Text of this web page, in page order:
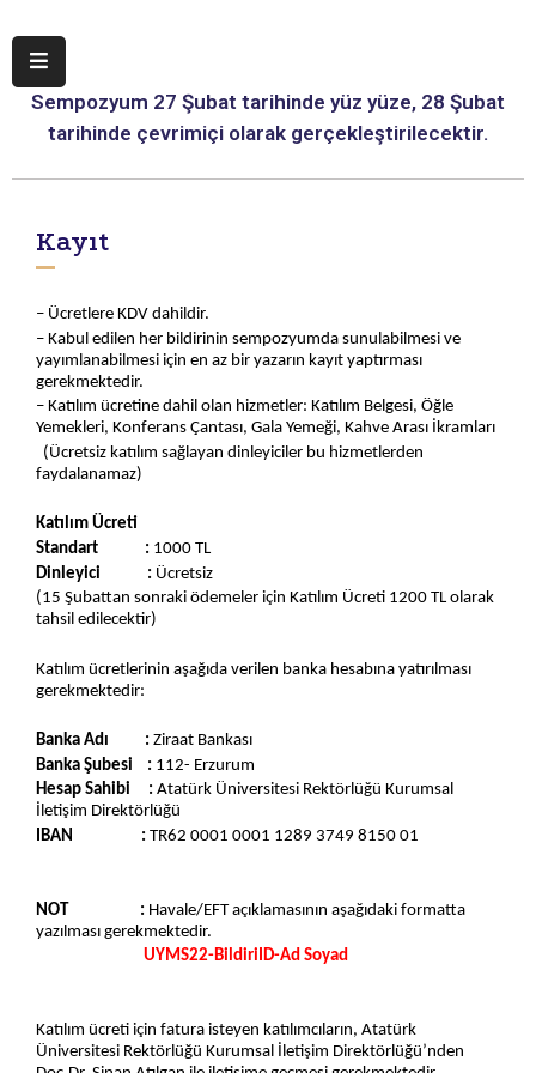
Anasayfa
Organizasyon
Kayıt
Ulaşım
Konaklama
Tarihçe
İletişim
Sempozyum 27 Şubat tarihinde yüz yüze, 28 Şubat
tarihinde çevrimiçi olarak gerçekleştirilecektir.
Kayıt
– Ücretlere KDV dahildir.
– Kabul edilen her bildirinin sempozyumda sunulabilmesi ve
yayımlanabilmesi için en az bir yazarın kayıt yaptırması
gerekmektedir.
– Katılım ücretine dahil olan hizmetler: Katılım Belgesi, Öğle
Yemekleri, Konferans Çantası, Gala Yemeği, Kahve Arası İkramları
(Ücretsiz katılım sağlayan dinleyiciler bu hizmetlerden
faydalanamaz)
Katılım Ücreti
Standart
: 1000 TL
Dinleyici : Ücretsiz
(15 Şubattan sonraki ödemeler için Katılım Ücreti 1200 TL olarak
tahsil edilecektir)
Katılım ücretlerinin aşağıda verilen banka hesabına yatırılması
gerekmektedir:
Banka Adı : Ziraat Bankası
Banka Şubesi : 112- Erzurum
Hesap Sahibi : Atatürk Üniversitesi Rektörlüğü Kurumsal
İletişim Direktörlüğü
IBAN : TR62 0001 0001 1289 3749 8150 01
NOT : Havale/EFT açıklamasının aşağıdaki formatta
yazılması gerekmektedir.
UYMS22-BildiriID-Ad Soyad
Katılım ücreti için fatura isteyen katılımcıların, Atatürk
Üniversitesi Rektörlüğü Kurumsal İletişim Direktörlüğü’nden